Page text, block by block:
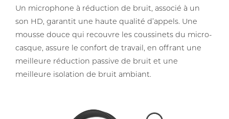
Un microphone à réduction de bruit, associé à un
son HD, garantit une haute qualité d’appels. Une
mousse douce qui recouvre les coussinets du micro-
casque, assure le confort de travail, en offrant une
meilleure réduction passive de bruit et une
meilleure isolation de bruit ambiant.